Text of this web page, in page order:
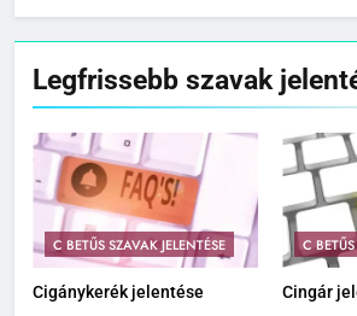
Legfrissebb szavak
C BETŰS SZAVAK JELENTÉSE
Cigánykerék jelentése
C
Cingár